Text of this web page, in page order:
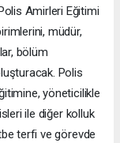
Amirleri Eğitimi
müdür,
bölüm
Polis
yöneticilikle
ile diğer kolluk
terfi ve görevde